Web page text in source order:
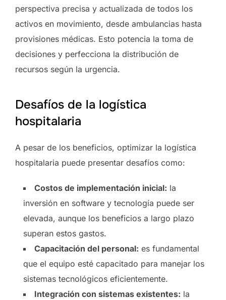
perspectiva precisa y actualizada de todos los
activos en movimiento, desde ambulancias hasta
provisiones médicas. Esto potencia la toma de
decisiones y perfecciona la distribución de
recursos según la urgencia.
Desafíos de la logística
hospitalaria
A pesar de los beneficios, optimizar la logística
hospitalaria puede presentar desafíos como:
Costos de implementación inicial: la
inversión en software y tecnología puede ser
elevada, aunque los beneficios a largo plazo
superan estos gastos.
Capacitación del personal: es fundamental
que el equipo esté capacitado para manejar los
sistemas tecnológicos eficientemente.
Integración con sistemas existentes: la